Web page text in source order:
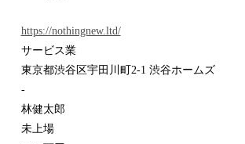
https://nothingnew.ltd/
サービス業
東京都渋谷区宇田川町2-1 渋谷ホームズ
-
林健太郎
未上場